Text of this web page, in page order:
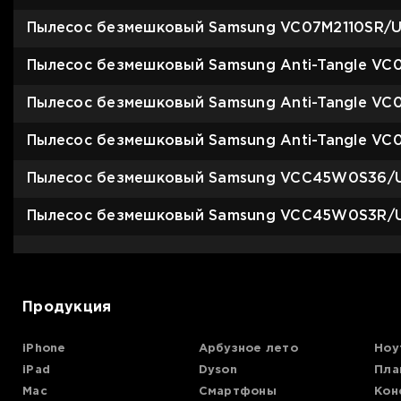
Микроволновые печи
Аксессуары для кофемашин
Чистящие средства
Показать все >>
Для принтеров
Для кофемашин
Пылесос безмешковый Samsung VC07M2110SR/
Пылесос безмешковый Samsung Anti-Tangle
Пылесос безмешковый Samsung Anti-Tangle
Пылесос безмешковый Samsung Anti-Tangle
Пылесос безмешковый Samsung VCC45W0S36/
Пылесос безмешковый Samsung VCC45W0S3R/
Продукция
iPhone
iPad
Mac
Арбузное лето
Dyson
Смартфоны